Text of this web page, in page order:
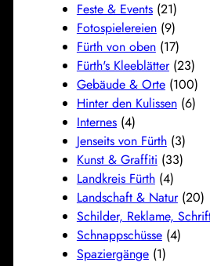
Feste & Events(21)
Fotospielereien(9)
Fürth von oben(17)
Fürth's Kleeblätter(23)
Gebäude & Orte(100)
Hinter den Kulissen(6)
Internes(4)
Jenseits von Fürth(3)
Kunst & Graffiti (33)
Landkreis Fürth(4)
Landschaft & Natur(20)
Schilder, Reklame,
Schnappschüsse(4)
Spaziergänge(1)